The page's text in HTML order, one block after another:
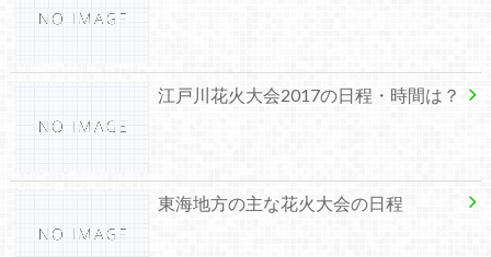
江戸川花火大会2017の日程・時間は？
東海地方の主な花火大会の日程